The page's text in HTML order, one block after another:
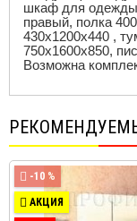
шкаф для одежды
правый, полка
430х1200х440 ,
750х1600х850,
Возможна
-10 %
АКЦИЯ